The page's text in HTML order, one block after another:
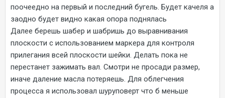
поочеедно на первый и последний бугель. Будет качеля а
заодно будет видно какая опора поднялась
Далее берешь шабер и шабришь до выравнивания
плоскости с использованием маркера для контроля
прилегания всей плоскости шейки. Делать пока не
перестанет зажимать вал. Смотри не просади размер,
иначе даление масла потеряешь. Для облегчения
процесса я использовал шуруповерт что б меньше